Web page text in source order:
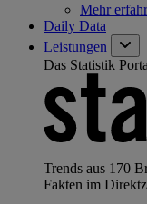
Mehr
Daily Data
Leistungen
Das Statistik
Trends aus 170
Fakten im